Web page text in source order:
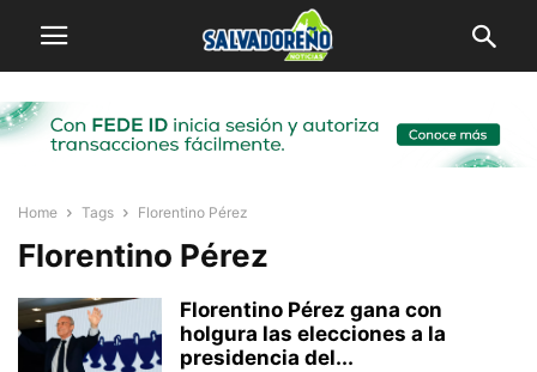
Home Tags Florentino Pérez
Florentino Pérez
Florentino Pérez gana con
holgura las elecciones a la
presidencia del...